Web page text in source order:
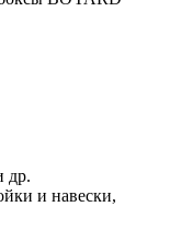
др.
и навески,